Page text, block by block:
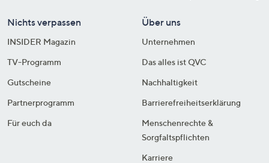
Nichts verpassen
INSIDER Magazin
TV-Programm
Gutscheine
Partnerprogramm
Für euch da
Über uns
Unternehmen
Das alles ist QVC
Nachhaltigkeit
Barrierefreiheitserklärung
Menschenrechte &
Sorgfaltspflichten
Karriere